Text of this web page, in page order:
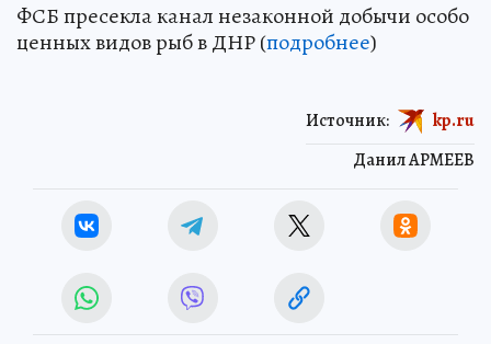
ФСБ пресекла канал незаконной добычи особо
ценных видов рыб в ДНР (подробнее)
Данил АРМЕЕВ
Источник: kp.ru